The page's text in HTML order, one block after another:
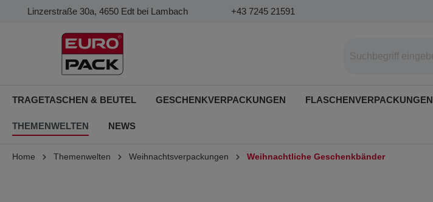
Linzerstraße 30a, 4650 Edt bei Lambach +43 7245 21591
TRAGETASCHEN & BEUTEL GESCHENKVERPACKUNGEN FLASCHENVERPACKUNGEN
THEMENWELTEN NEWS
Home Themenwelten Weihnachtsverpackungen Weihnachtliche Geschenkbänder